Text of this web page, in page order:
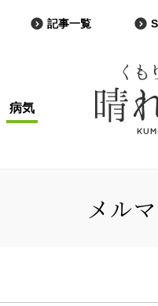
記事一覧
病気
メル